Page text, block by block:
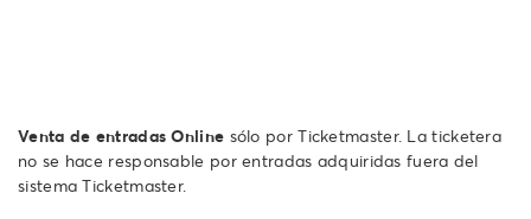
Venta de entradas Online sólo por Ticketmaster. La ticketera
no se hace responsable por entradas adquiridas fuera del
sistema Ticketmaster.